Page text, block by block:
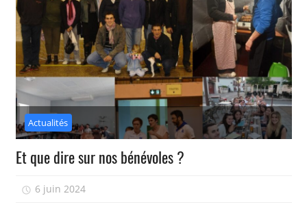
Actualités
Et que dire sur nos bénévoles ?
6 juin 2024